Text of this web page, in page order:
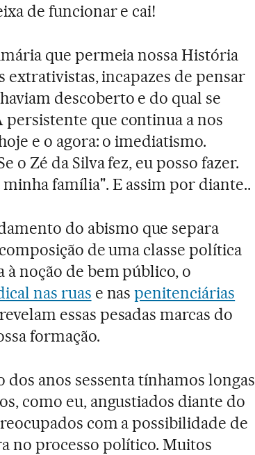
de funcionar e cai!
que permeia nossa História
incapazes de pensar
descoberto e do qual se
persistente que continua a nos
e o agora: o imediatismo.
o Zé da Silva fez, eu posso fazer.
família". E assim por diante..
do abismo que separa
de uma classe política
noção de bem público, o
nas ruas e naspenitenciárias
essas pesadas marcas do
formação.
anos sessenta tínhamos longas
como eu, angustiados diante do
com a possibilidade de
no processo político. Muitos